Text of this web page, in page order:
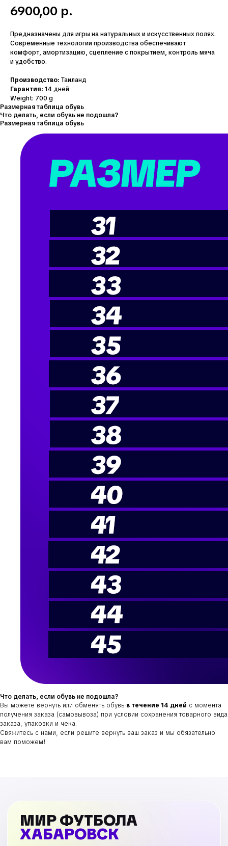
6900,00 р.
Предназначены для игры на натуральных и искусственных полях.
Современные технологии производства обеспечивают
комфорт, амортизацию, сцепление с покрытием, контроль мяча
и удобство.
Производство: Таиланд
Гарантия: 14 дней
Weight: 700 g
Размерная таблица обувь
Что делать, если обувь не подошла?
Размерная таблица обувь
Что делать, если обувь не подошла?
Вы можете вернуть или обменять обувь в течение 14 дней с момента
получения заказа (самовывоза) при условии сохранения товарного вида
заказа, упаковки и чека.
Свяжитесь с нами, если решите вернуть ваш заказ и мы обязательно
вам поможем!
МИР ФУТБОЛА
ХАБАРОВСК